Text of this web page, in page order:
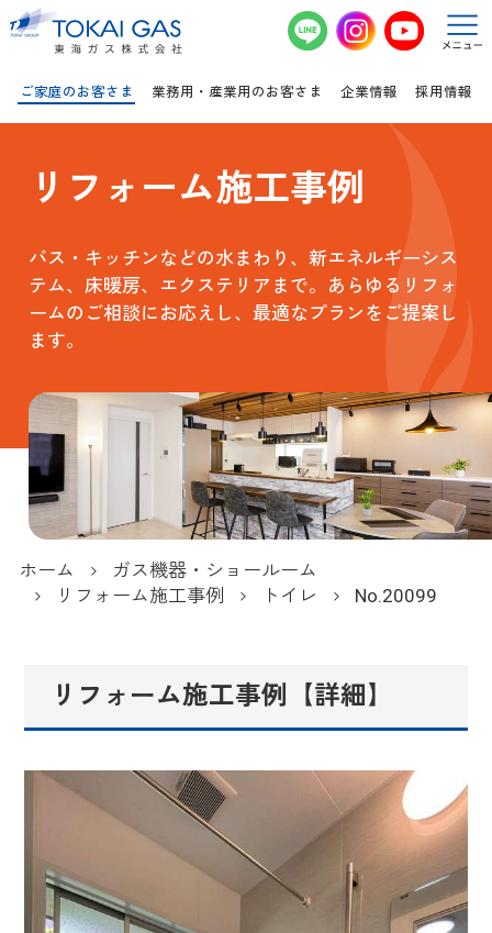
ご家庭のお客さま 業務用・産業用のお客さま 企業情報 採用情報
リフォーム施工事例
バス・キッチンなどの水まわり、新エネルギーシス
テム、床暖房、エクステリアまで。あらゆるリフォ
ームのご相談にお応えし、最適なプランをご提案し
ます。
ホーム
ガス機器・ショールーム
リフォーム施工事例
トイレ No.20099
リフォーム施工事例【詳細】